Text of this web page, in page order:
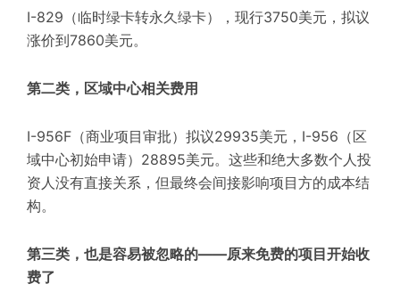
I-829 （临时绿卡转永久绿卡），现行3750美元，拟议
涨价到7860美元。
第二类，区域中心相关费用
I-956F（商业项目审批）拟议29935美元，I-956（区
域中心初始申请）28895美元。这些和绝大多数个人投
资人没有直接关系，但最终会间接影响项目方的成本结
构。
第三类，也是容易被忽略的——原来免费的项目开始收
费了